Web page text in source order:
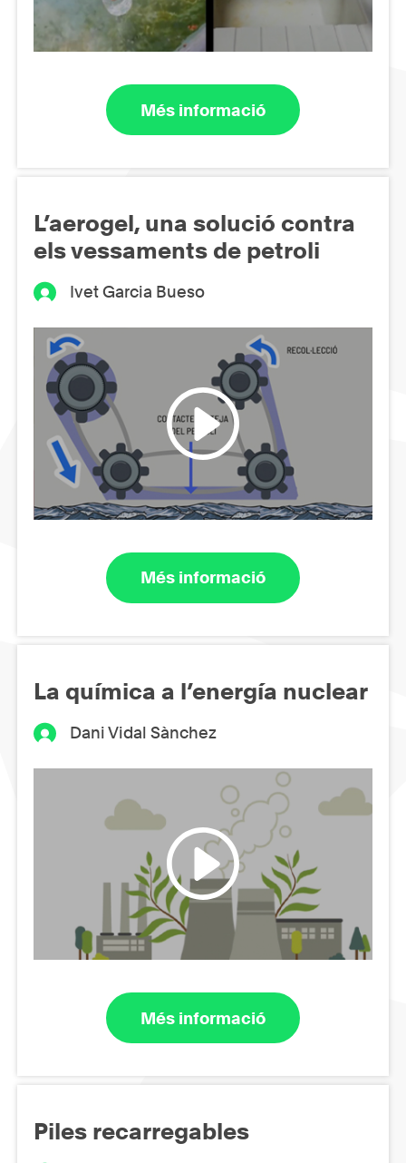
Més informació
L’aerogel, una solució contra
els vessaments de petroli
Ivet Garcia Bueso
Més informació
La química a l’energía nuclear
Dani Vidal Sànchez
Més informació
Piles recarregables